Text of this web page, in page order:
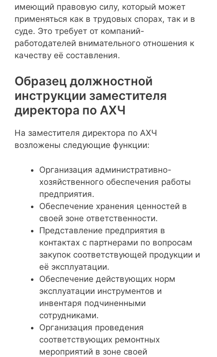
имеющий правовую силу, который может
применяться как в трудовых спорах, так и в
суде. Это требует от компаний-
работодателей внимательного отношения к
качеству её составления.
Образец должностной
инструкции заместителя
директора по АХЧ
На заместителя директора по АХЧ
возложены следующие функции:
Организация административно-
хозяйственного обеспечения работы
предприятия.
Обеспечение хранения ценностей в
своей зоне ответственности.
Представление предприятия в
контактах с партнерами по вопросам
закупок соответствующей продукции и
её эксплуатации.
Обеспечение действующих норм
эксплуатации инструментов и
инвентаря подчиненными
сотрудниками.
Организация проведения
соответствующих ремонтных
мероприятий в зоне своей